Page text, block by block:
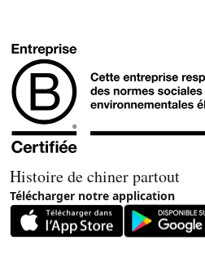
Histoire de chiner partout
Télécharger notre application